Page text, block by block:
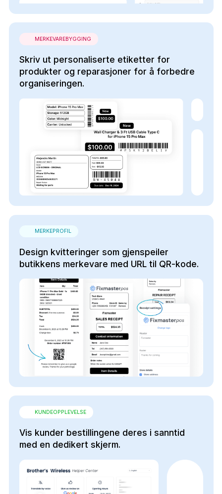
MERKEVAREBYGGING
Skriv ut personaliserte etiketter for
produkter og reparasjoner for å forbedre
organiseringen.
MERKEPROFIL
Design kvitteringer som gjenspeiler
butikkens merkevare med URL til QR-kode.
KUNDEOPPLEVELSE
Vis kunder bestillingene deres i sanntid
med en dedikert skjerm.